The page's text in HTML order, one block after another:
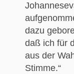
dazu
daß ich für
aus der
Stimme.“